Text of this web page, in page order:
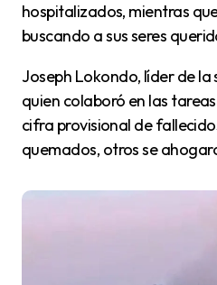
hospitalizados, mientras
buscando a sus seres
Joseph Lokondo, líder de la sociedad civil local,
quien colaboró en las
cifra provisional de
quemados, otros se